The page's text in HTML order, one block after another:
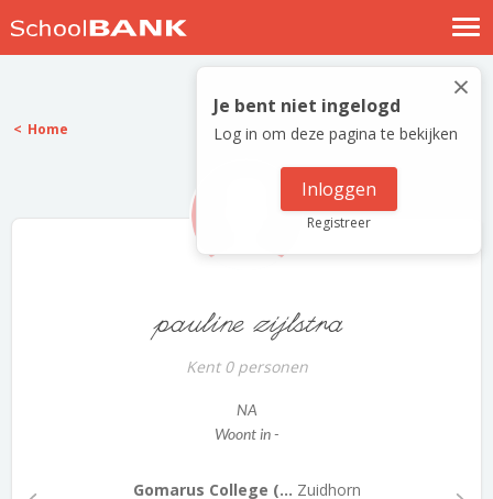
Nostalgische verhalen
Log in
Meld je gratis aan
×
Je bent niet ingelogd
Log in om deze pagina te bekijken
Inloggen
Registreer
Home
pauline zijlstra
Kent 0 personen
NA
Woont in -
Gomarus College (... Zuidhorn